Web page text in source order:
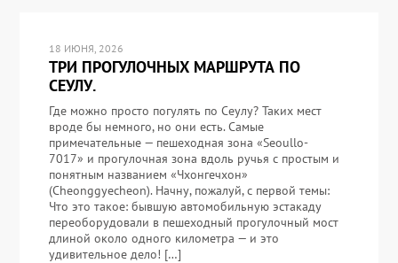
18 ИЮНЯ, 2026
ТРИ ПРОГУЛОЧНЫХ МАРШРУТА ПО
СЕУЛУ.
Где можно просто погулять по Сеулу? Таких мест
вроде бы немного, но они есть. Самые
примечательные — пешеходная зона «Seoullo-
7017» и прогулочная зона вдоль ручья с простым и
понятным названием «Чхонгечхон»
(Cheonggyecheon). Начну, пожалуй, с первой темы:
Что это такое: бывшую автомобильную эстакаду
переоборудовали в пешеходный прогулочный мост
длиной около одного километра — и это
удивительное дело! […]